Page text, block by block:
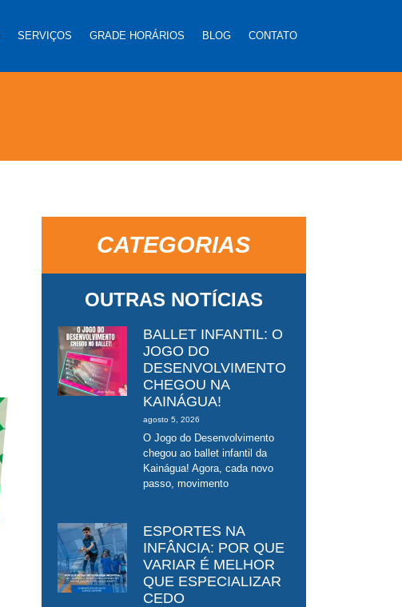
SERVIÇOS GRADE HORÁRIOS BLOG CONTATO
CATEGORIAS
OUTRAS NOTÍCIAS
BALLET INFANTIL: O
JOGO DO
DESENVOLVIMENTO
CHEGOU NA
KAINÁGUA!
agosto 5, 2026
O Jogo do Desenvolvimento
chegou ao ballet infantil da
Kainágua! Agora, cada novo
passo, movimento
ESPORTES NA
INFÂNCIA: POR QUE
VARIAR É MELHOR
QUE ESPECIALIZAR
CEDO